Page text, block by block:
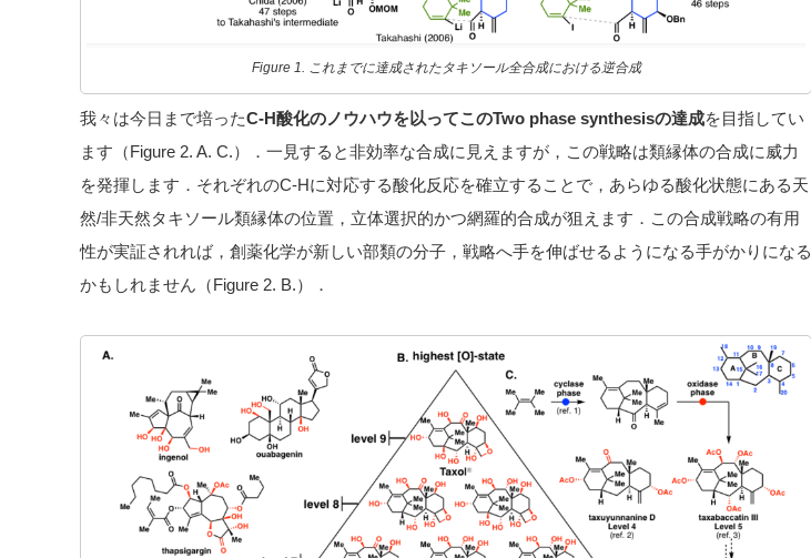
Figure 1. これまでに達成されたタキソール全合成における逆合成
我々は今日まで培ったC-H酸化のノウハウを以ってこのTwo phase synthesisの達成を目指してい
ます（Figure 2. A. C.）．一見すると非効率な合成に見えますが，この戦略は類縁体の合成に威力
を発揮します．それぞれのC-Hに対応する酸化反応を確立することで，あらゆる酸化状態にある天
然/非天然タキソール類縁体の位置，立体選択的かつ網羅的合成が狙えます．この合成戦略の有用
性が実証されれば，創薬化学が新しい部類の分子，戦略へ手を伸ばせるようになる手がかりになる
かもしれません（Figure 2. B.）．